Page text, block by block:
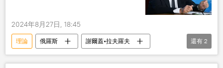
2024年8月27日, 18:45
理論 俄羅斯
謝爾蓋•拉夫羅夫
核武器
使用
還有 2